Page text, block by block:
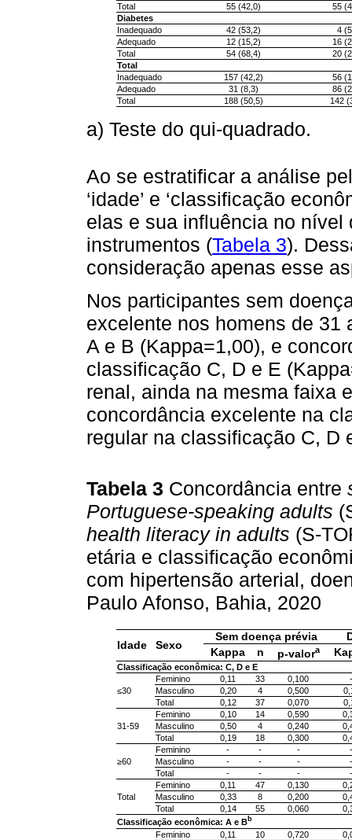
Total
55 (42,0)
55
Diabetes
Inadequado
42 (53,2)
4
Adequado
12 (15,2)
16
Total
54 (68,4)
20
Total
Inadequado
157 (42,2)
56
Adequado
31 (8,3)
86
Total
188 (50,5) 142
a) Teste do qui-quadrado.
Ao se estratificar a análise
‘idade’ e ‘classificação
elas e sua influência no nível
instrumentos (Tabela 3).
consideração apenas esse
Nos participantes sem
excelente nos homens de
A e B (Kappa=1,00), e
classificação C, D e E
renal, ainda na mesma faixa
concordância excelente na
regular na classificação C, D
Tabela 3 Concordância entre
Portuguese-speaking adults
health literacy in adults (S-
etária e classificação
com hipertensão arterial,
Paulo Afonso, Bahia, 2020
Idade Sexo
Sem doença prévia
Kappa
n p-valora
Classificação econômica: C, D e E
≤30
Feminino 0,11 33 0,100
-
Masculino
0,20 4 0,500
Total
0,12 37 0,070
31-59
Feminino 0,10 14 0,590
Masculino
0,50 4 0,240
Total
0,19 18 0,300
≥60
Feminino - - -
-
Masculino
- - -
-
Total
- - - -
Total
Feminino 0,11 47 0,130
Masculino
0,33 8 0,200
Total
0,14 55 0,060
Classificação econômica: A e Bb
Feminino 0,11 10 0,720